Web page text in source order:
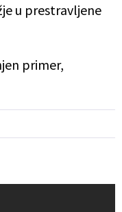
u prestravljene
primer,